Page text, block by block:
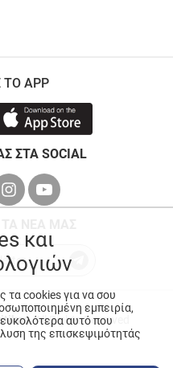
APP
ΣΤΑ SOCIAL
. All Rights Reserved
και
τα cookies για να σου
εμπειρία,
αυτό που
της επισκεψιμότητάς